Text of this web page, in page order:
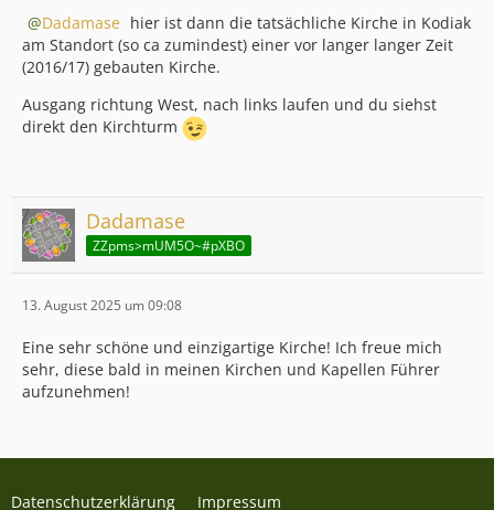
Dadamase hier ist dann die tatsächliche Kirche in Kodiak
am Standort (so ca zumindest) einer vor langer langer Zeit
(2016/17) gebauten Kirche.
Ausgang richtung West, nach links laufen und du siehst
direkt den Kirchturm
Dadamase
ZZpms>mUM5O~#pXBO
13. August 2025 um 09:08
Eine sehr schöne und einzigartige Kirche! Ich freue mich
sehr, diese bald in meinen Kirchen und Kapellen Führer
aufzunehmen!
Datenschutzerklärung Impressum